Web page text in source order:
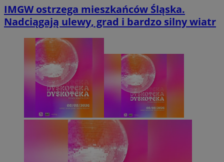
IMGW ostrzega mieszkańców Śląska.
Nadciągają ulewy, grad i bardzo silny wiatr